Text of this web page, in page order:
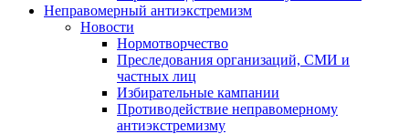
Неправомерный антиэкстремизм
Новости
Нормотворчество
Преследования организаций, СМИ и
частных лиц
Избирательные кампании
Противодействие неправомерному
антиэкстремизму